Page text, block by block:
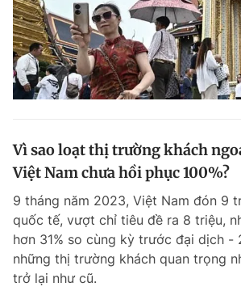
Vì sao loạt thị trường khách
Việt Nam chưa hồi phục 100%?
9 tháng năm 2023, Việt Nam đón 9
quốc tế, vượt chỉ tiêu đề ra 8 triệu,
hơn 31% so cùng kỳ trước đại dịch -
những thị trường khách quan trọng
trở lại như cũ.